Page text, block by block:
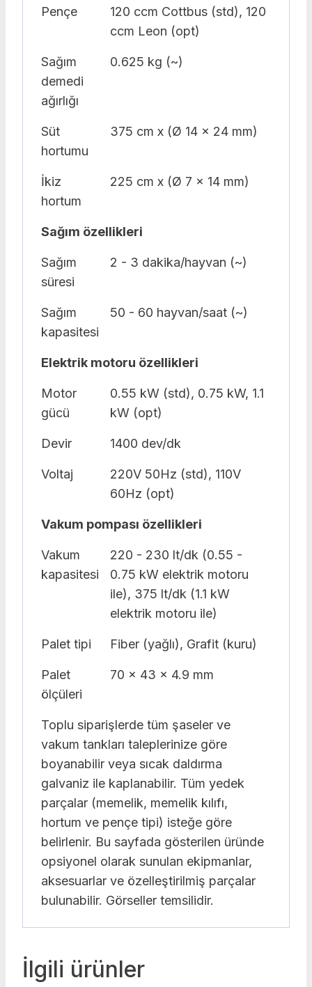
Pençe
120 ccm Cottbus (std), 120
ccm Leon (opt)
Sağım
demedi
ağırlığı
0.625 kg (~)
Süt
hortumu
375 cm x (Ø 14 x 24 mm)
İkiz
hortum
225 cm x (Ø 7 x 14 mm)
Sağım özellikleri
Sağım
süresi
2 - 3 dakika/hayvan (~)
Sağım
kapasitesi
50 - 60 hayvan/saat (~)
Elektrik motoru özellikleri
Motor
gücü
0.55 kW (std), 0.75 kW, 1.1
kW (opt)
Devir 1400 dev/dk
Voltaj
220V 50Hz (std), 110V
60Hz (opt)
Vakum pompası özellikleri
Vakum
kapasitesi
220 - 230 lt/dk (0.55 -
0.75 kW elektrik motoru
ile), 375 lt/dk (1.1 kW
elektrik motoru ile)
Palet tipi Fiber (yağlı), Grafit (kuru)
Palet
ölçüleri
70 x 43 x 4.9 mm
Toplu siparişlerde tüm şaseler ve
vakum tankları taleplerinize göre
boyanabilir veya sıcak daldırma
galvaniz ile kaplanabilir. Tüm yedek
parçalar (memelik, memelik kılıfı,
hortum ve pençe tipi) isteğe göre
belirlenir. Bu sayfada gösterilen üründe
opsiyonel olarak sunulan ekipmanlar,
aksesuarlar ve özelleştirilmiş parçalar
bulunabilir. Görseller temsilidir.
İlgili ürünler